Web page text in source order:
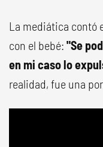
La mediática contó
con el bebé: "Se
en mi caso lo
realidad, fue una